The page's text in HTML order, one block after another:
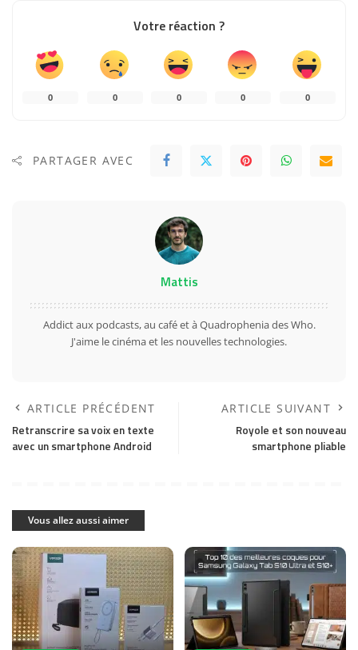
Votre réaction ?
0 0 0 0 0
PARTAGER AVEC
Mattis
Addict aux podcasts, au café et à Quadrophenia des Who.
J'aime le cinéma et les nouvelles technologies.
ARTICLE PRÉCÉDENT
Retranscrire sa voix en texte
avec un smartphone Android
ARTICLE SUIVANT
Royole et son nouveau
smartphone pliable
Vous allez aussi aimer